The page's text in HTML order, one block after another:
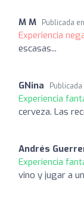
M M Publicada en
Experiencia
escasas...
GNina Publicada
Experiencia
cerveza. Las
Andrés
Experiencia
vino y jugar a